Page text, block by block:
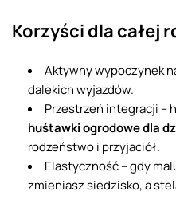
Korzyści dla całej
Aktywny wypoczynek
dalekich wyjazdów.
Przestrzeń integracji –
huśtawki ogrodowe dla
rodzeństwo i przyjaciół.
Elastyczność – gdy
zmieniasz siedzisko, a